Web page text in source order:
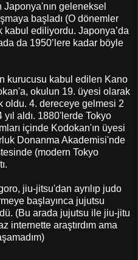
geleneksel
başladı (O dönemler
kabul ediliyordu. Japonya’da
da 1950’lere kadar böyle
kurucusu kabul edilen Kano
okulun 19. üyesi olarak
oldu. 4. dereceye gelmesi 2
aldı. 1880'lerde Tokyo
içinde Kodokan'ın üyesi
Donanma Akademisi'nde
(modern Tokyo
jiu-jitsu'dan ayrılıp judo
başlayınca jujutsu
(Bu arada jujutsu ile jiu-jitu
internette araştırdım ama